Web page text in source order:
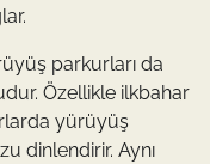
parkurları da
Özellikle ilkbahar
yürüyüş
dinlendirir. Aynı